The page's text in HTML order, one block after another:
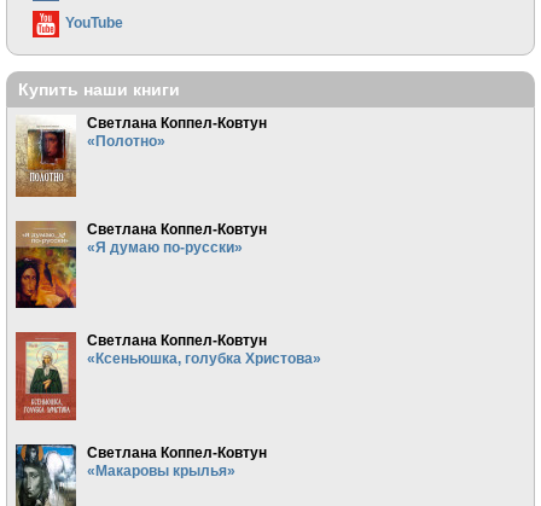
YouTube
Купить наши книги
Светлана Коппел-Ковтун
«Полотно»
Светлана Коппел-Ковтун
«Я думаю по-русски»
Светлана Коппел-Ковтун
«Ксеньюшка, голубка Христова»
Светлана Коппел-Ковтун
«Макаровы крылья»